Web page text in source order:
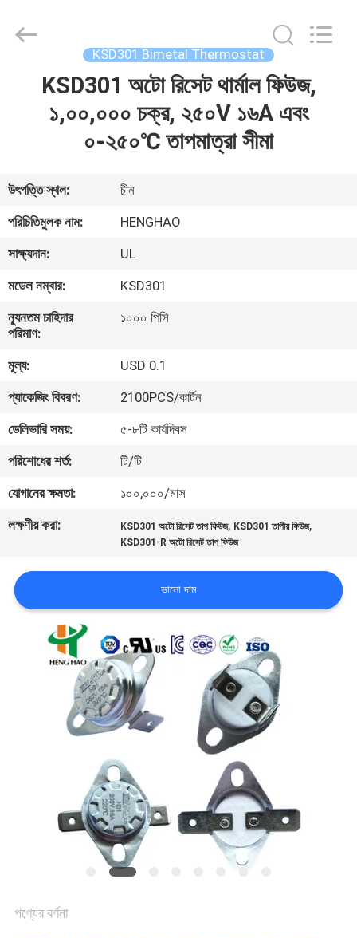
VR
প্রদর্শন
আমাদের
সম্পর্কে
কারখানা
ভ্রমণ
মান
নিয়ন্ত্রণ
আমাদের
সাথে
করুন
SITEMAP
PRIVACY
Electric
KSD301 Bimetal Thermostat
KSD301 অটো রিসেট থার্মাল ফিউজ,
১,০০,০০০ চক্র, ২৫০V ১৬A এবং
০-২৫০℃ তাপমাত্রা সীমা
উৎপত্তি স্থল:
চীন
পরিচিতিমুলক নাম:
HENGHAO
সাক্ষ্যদান:
UL
মডেল নম্বার:
KSD301
ন্যূনতম চাহিদার
পরিমাণ:
১০০০ পিসি
মূল্য:
USD 0.1
প্যাকেজিং বিবরণ:
2100PCS/কার্টন
ডেলিভারি সময়:
৫-৮টি কার্যদিবস
পরিশোধের শর্ত:
টি/টি
যোগানের ক্ষমতা:
১০০,০০০/মাস
লক্ষণীয় করা:
KSD301 অটো রিসেট তাপ ফিউজ, KSD301 তাপীয় ফিউজ,
KSD301-R অটো রিসেট তাপ ফিউজ
ভালো দাম
পণ্যের বর্ণনা